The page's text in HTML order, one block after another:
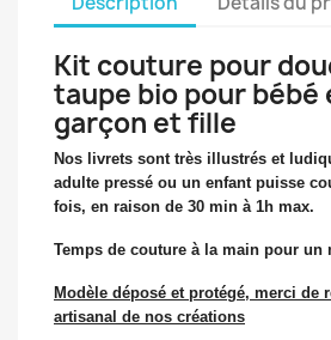
Kit couture pour
taupe bio pour bébé
garçon et fille
Nos livrets sont très illustrés et
adulte pressé ou un enfant puisse
fois, en raison de 30 min à 1h max.
Temps de couture à la main pour un
Modèle déposé et protégé, merci de
artisanal de nos créations